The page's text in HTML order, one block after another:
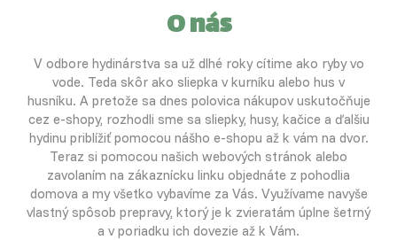
O nás
V odbore hydinárstva sa už dlhé roky cítime ako ryby vo
vode. Teda skôr ako sliepka v kurníku alebo hus v
husníku. A pretože sa dnes polovica nákupov uskutočňuje
cez e-shopy, rozhodli sme sa sliepky, husy, kačice a ďalšiu
hydinu priblížiť pomocou nášho e-shopu až k vám na dvor.
Teraz si pomocou našich webových stránok alebo
zavolaním na zákaznícku linku objednáte z pohodlia
domova a my všetko vybavíme za Vás. Využívame navyše
vlastný spôsob prepravy, ktorý je k zvieratám úplne šetrný
a v poriadku ich dovezie až k Vám.